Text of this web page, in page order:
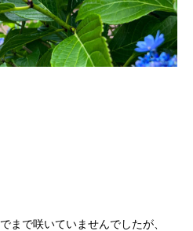
まで咲いていませんでしたが、